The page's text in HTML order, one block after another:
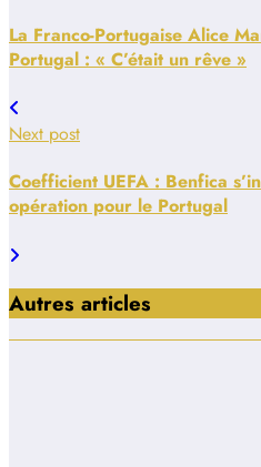
La Franco-Portugaise Alice
Portugal : « C’était un rêve »
Next post
Coefficient UEFA : Benfica
opération pour le Portugal
Autres articles